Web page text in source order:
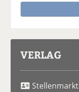
VERLAG
Stellenmarkt